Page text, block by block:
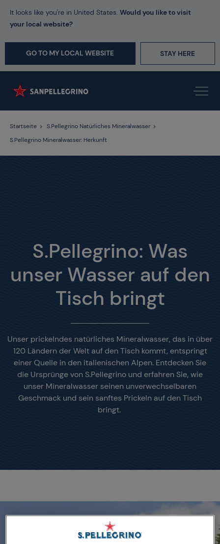
It looks like you're in United States. Would you like to visit
your local website?
GO TO MY LOCAL WEBSITE STAY HERE
Startseite
S.Pellegrino Natürliches Mineralwasser
S.Pellegrino Mineralwasser: Herkunft
S.Pellegrino: Was
unser Wasser auf den
Tisch bringt
Unser prickelndes natürliches Mineralwasser, das in über
120 Ländern der Welt auf den Tisch kommt, entspringt
einer Quelle in den italienischen Alpen. Entdecken Sie
die Ursprünge von S.Pellegrino und erfahren Sie, wie
unser Mineralwasser seinen unverwechselbaren
Geschmack und sein sanftes Prickeln auf den Tisch
bringt.